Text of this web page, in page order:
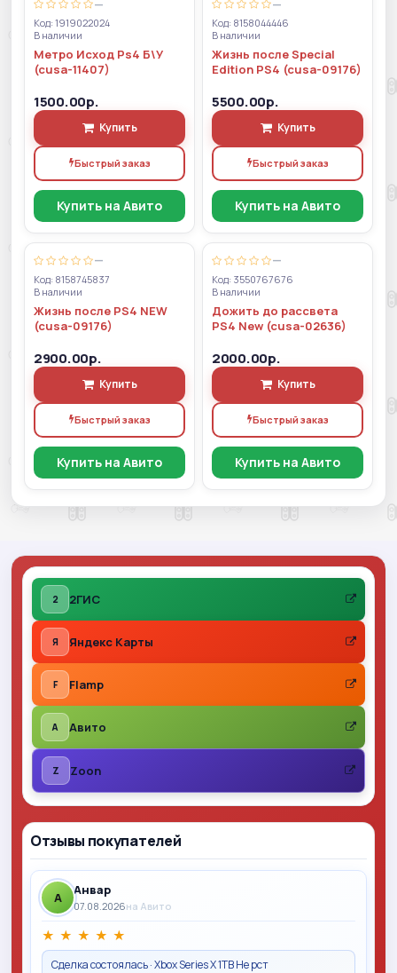
—
Код: 1919022024
В наличии
Метро Исход Ps4 Б\У
(cusa-11407)
1500.00р.
Купить
Быстрый заказ
Купить на Авито
—
Код: 8158044446
В наличии
Жизнь после Special
Edition PS4 (cusa-09176)
5500.00р.
Купить
Быстрый заказ
Купить на Авито
—
Код: 8158745837
В наличии
Жизнь после PS4 NEW
(cusa-09176)
2900.00р.
Купить
Быстрый заказ
Купить на Авито
—
Код: 3550767676
В наличии
Дожить до рассвета
PS4 New (cusa-02636)
2000.00р.
Купить
Быстрый заказ
Купить на Авито
Отзывы покупателей
A Анвар
07.08.2026на Авито
★ ★ ★ ★ ★
Сделка состоялась · Xbox Series X 1TB Не рст
2 2ГИС
Я Яндекс Карты
F Flamp
A Авито
Z Zoon